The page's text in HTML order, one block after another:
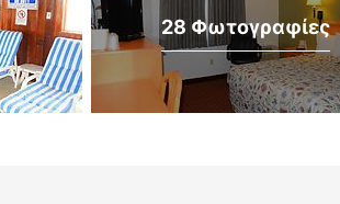
28 Φωτογραφίες